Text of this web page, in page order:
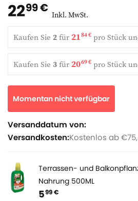
2299 € Inkl. MwSt.
Kaufen Sie 2für 2184 € pro Stück
Kaufen Sie 3für 2069 € pro Stück
Momentan nicht verfügbar
Versanddatum von:
Versandkosten:Kostenlos ab
Terrassen- und
Nahrung 500ML
599 €